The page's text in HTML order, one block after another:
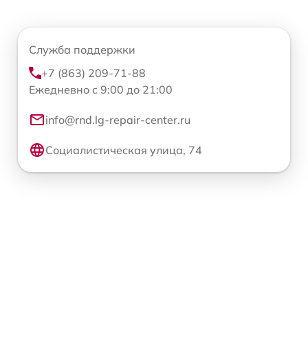
Служба поддержки
+7 (863) 209-71-88
Ежедневно с 9:00 до 21:00
info@rnd.lg-repair-center.ru
Социалистическая улица, 74